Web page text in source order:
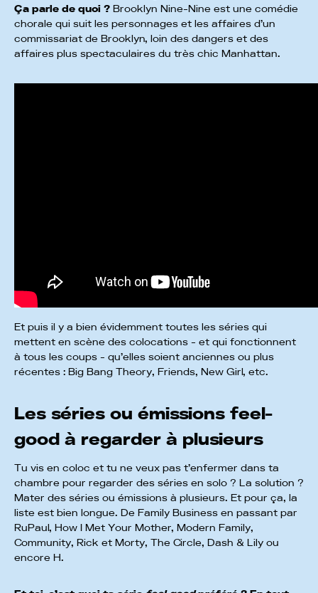
Ça parle de quoi ? Brooklyn Nine-Nine est une comédie
chorale qui suit les personnages et les affaires d’un
commissariat de Brooklyn, loin des dangers et des
affaires plus spectaculaires du très chic Manhattan.
Et puis il y a bien évidemment toutes les séries qui
mettent en scène des colocations - et qui fonctionnent
à tous les coups - qu’elles soient anciennes ou plus
récentes : Big Bang Theory, Friends, New Girl, etc.
Les séries ou émissions feel-
good à regarder à plusieurs
Tu vis en coloc et tu ne veux pas t’enfermer dans ta
chambre pour regarder des séries en solo ? La solution ?
Mater des séries ou émissions à plusieurs. Et pour ça, la
liste est bien longue. De Family Business en passant par
RuPaul, How I Met Your Mother, Modern Family,
Community, Rick et Morty, The Circle, Dash & Lily ou
encore H.